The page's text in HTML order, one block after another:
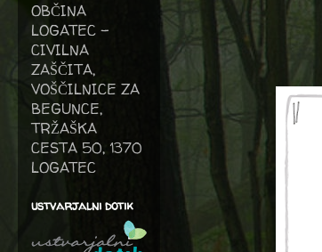
OBČINA
LOGATEC -
CIVILNA
ZAŠČITA,
VOŠČILNICE ZA
BEGUNCE,
TRŽAŠKA
CESTA 50, 1370
LOGATEC
ustvarjalni dotik